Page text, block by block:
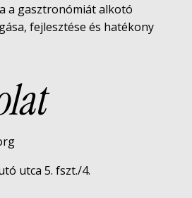
a gasztronómiát alkotó
fejlesztése és hatékony
utca 5. fszt./4.